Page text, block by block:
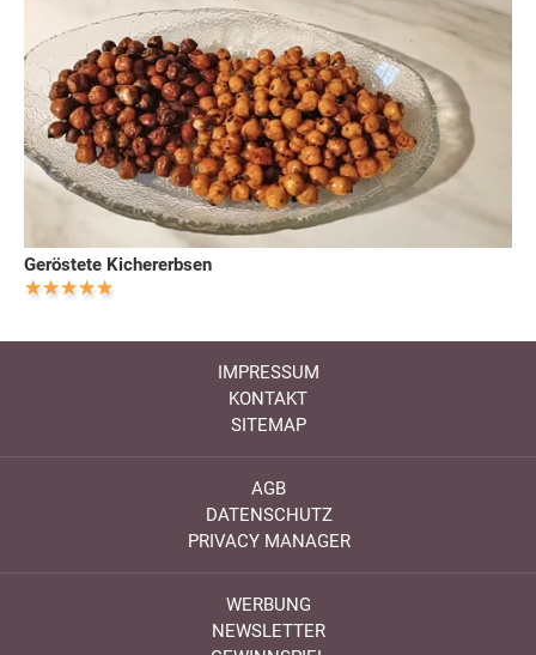
Geröstete Kichererbsen
IMPRESSUM
KONTAKT
SITEMAP
AGB
DATENSCHUTZ
PRIVACY MANAGER
WERBUNG
NEWSLETTER